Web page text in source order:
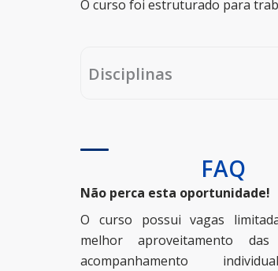
O curso foi estruturado para
Disciplinas
FAQ
Não perca esta oportunidade!
O curso possui vagas
melhor aproveitamento
acompanhamento